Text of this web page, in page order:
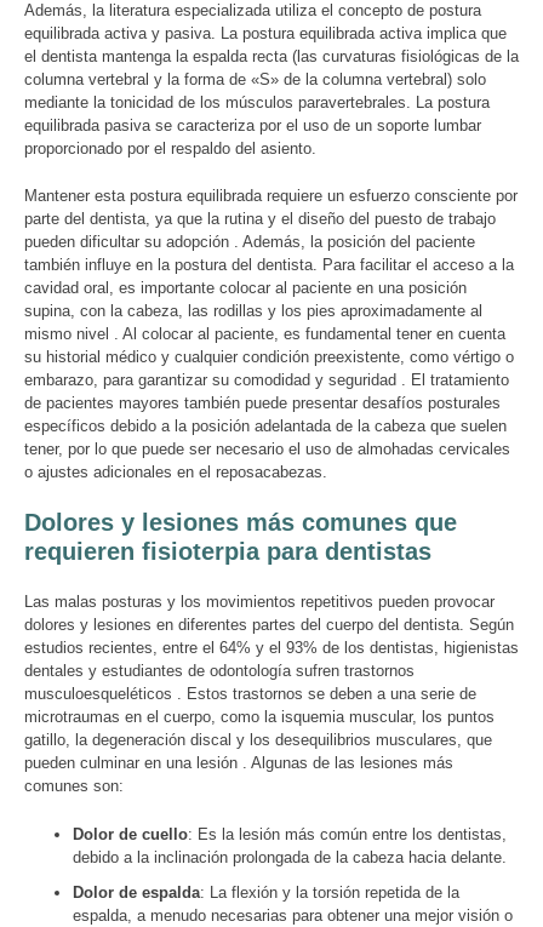
Además, la literatura especializada utiliza el concepto de postura
equilibrada activa y pasiva. La postura equilibrada activa implica que
el dentista mantenga la espalda recta (las curvaturas fisiológicas de la
columna vertebral y la forma de «S» de la columna vertebral) solo
mediante la tonicidad de los músculos paravertebrales. La postura
equilibrada pasiva se caracteriza por el uso de un soporte lumbar
proporcionado por el respaldo del asiento.
Mantener esta postura equilibrada requiere un esfuerzo consciente por
parte del dentista, ya que la rutina y el diseño del puesto de trabajo
pueden dificultar su adopción . Además, la posición del paciente
también influye en la postura del dentista. Para facilitar el acceso a la
cavidad oral, es importante colocar al paciente en una posición
supina, con la cabeza, las rodillas y los pies aproximadamente al
mismo nivel . Al colocar al paciente, es fundamental tener en cuenta
su historial médico y cualquier condición preexistente, como vértigo o
embarazo, para garantizar su comodidad y seguridad . El tratamiento
de pacientes mayores también puede presentar desafíos posturales
específicos debido a la posición adelantada de la cabeza que suelen
tener, por lo que puede ser necesario el uso de almohadas cervicales
o ajustes adicionales en el reposacabezas.
Dolores y lesiones más comunes que
requieren fisioterpia para dentistas
Las malas posturas y los movimientos repetitivos pueden provocar
dolores y lesiones en diferentes partes del cuerpo del dentista. Según
estudios recientes, entre el 64% y el 93% de los dentistas, higienistas
dentales y estudiantes de odontología sufren trastornos
musculoesqueléticos . Estos trastornos se deben a una serie de
microtraumas en el cuerpo, como la isquemia muscular, los puntos
gatillo, la degeneración discal y los desequilibrios musculares, que
pueden culminar en una lesión . Algunas de las lesiones más
comunes son:
Dolor de cuello: Es la lesión más común entre los dentistas,
debido a la inclinación prolongada de la cabeza hacia delante.
Dolor de espalda: La flexión y la torsión repetida de la
espalda, a menudo necesarias para obtener una mejor visión o